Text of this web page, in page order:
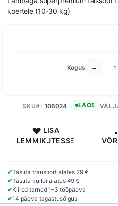
koertele (10-30 kg).
Kogus −
SKU 106024 LAOS
LISA
LEMMIKUTESSE
✔Tasuta transport alates 29 €
✔Tasuta kuller alates 49 €
✔Kiired tarned 1–3 tööpäeva
✔14 päeva tagastusõigus